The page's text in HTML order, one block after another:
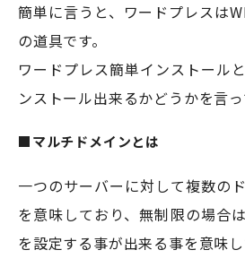
簡単に言うと、ワードプレスは
の道具です。
ワードプレス簡単インストール
ンストール出来るかどうかを言っ
■マルチドメインとは
一つのサーバーに対して複数の
を意味しており、無制限の場合
を設定する事が出来る事を意味し